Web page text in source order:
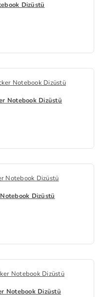
Dizüstü
Notebook Dizüstü
Dizüstü
Notebook Dizüstü